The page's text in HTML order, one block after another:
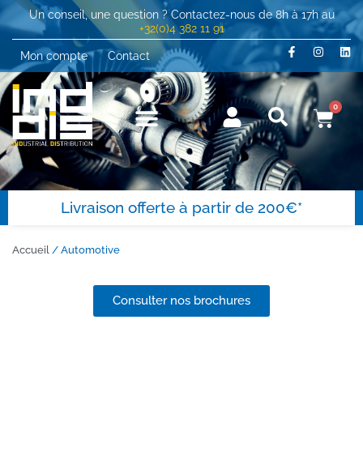
Un conseil, une question ? Contactez-nous de 8h à 17h au
+32(0)4 382 11 91
Mon compte
Contact
0
Livraison offerte à partir de 200€*
Accueil / Automotive
Consulter nos brochures